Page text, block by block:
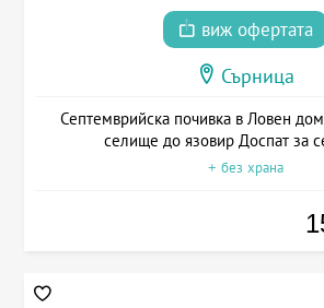
виж офертата
Сърница
Септемврийска почивка в Ловен
селище до язовир Доспат за
+ без храна